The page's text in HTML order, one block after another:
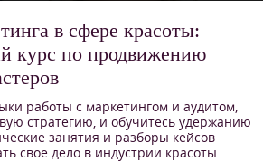
в сфере красоты:
курс по продвижению
работы с маркетингом и аудитом,
стратегию, и обучитесь удержанию
занятия и разборы кейсов
свое дело в индустрии красоты